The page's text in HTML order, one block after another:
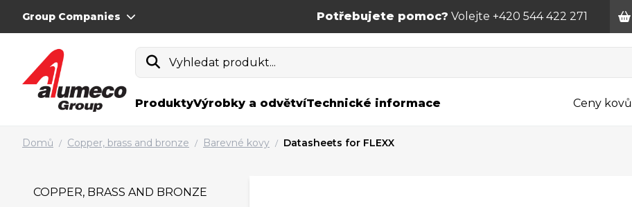
Group Companies Potřebujete pomoc? Volejte +420 544 422 271
Vyhledat produkt...
ProduktyVýrobky a odvětvíTechnické informace Ceny kovů
Domů / Copper, brass and bronze / Barevné kovy / Datasheets for FLEXX
COPPER, BRASS AND BRONZE